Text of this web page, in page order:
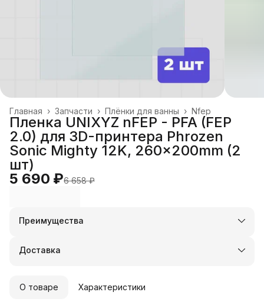
Nfep
Плёнки для ванны ›
Запчасти ›
Главная ›
Пленка UNIXYZ nFEP - PFA (FEP
2.0) для 3D-принтера Phrozen
Sonic Mighty 12K, 260x200mm (2
шт)
5 690 ₽6 658 ₽
Преимущества
Оплата частями в Сплит
Удобный возврат
Доставка
О товаре Характеристики